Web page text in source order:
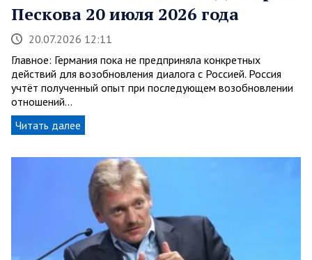
Пескова 20 июля 2026 года
20.07.2026 12:11
Главное: Германия пока не предприняла конкретных
действий для возобновления диалога с Россией. Россия
учтёт полученный опыт при последующем возобновлении
отношений…
Читать далее